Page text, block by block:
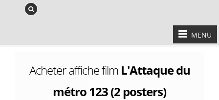
MENU
Acheter affiche film L'Attaque du
métro 123 (2 posters)